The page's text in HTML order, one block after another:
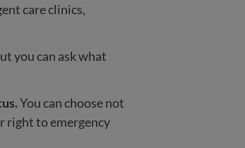
care clinics,
you can ask what
You can choose not
right to emergency